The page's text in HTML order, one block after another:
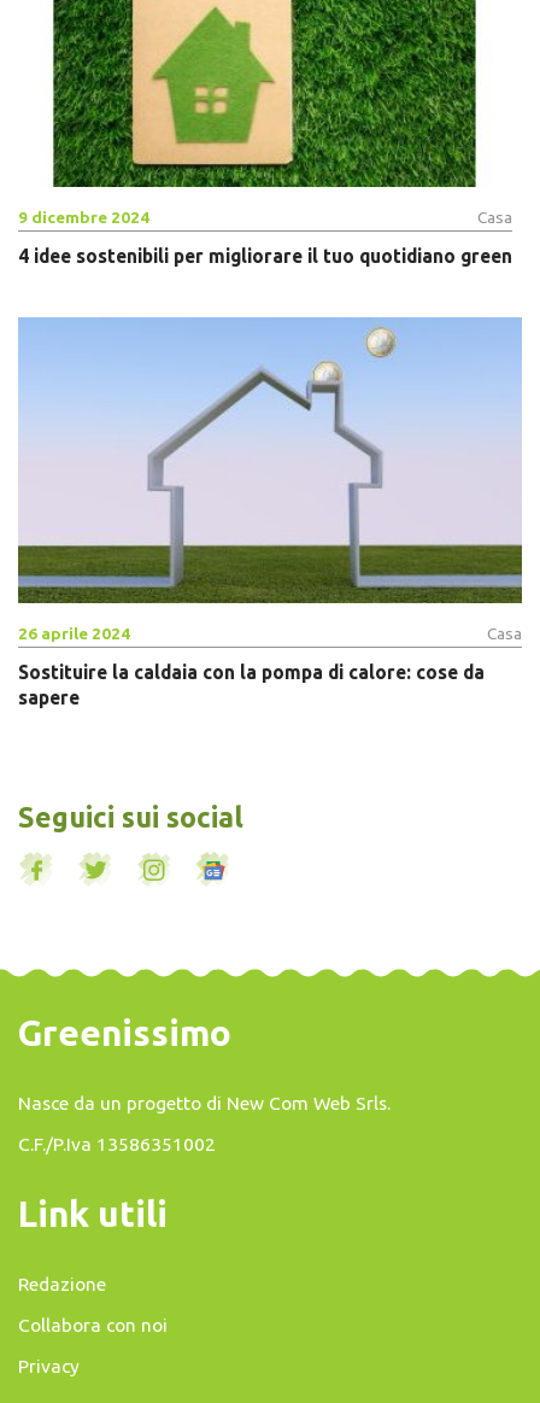
9 dicembre 2024 Casa
4 idee sostenibili per migliorare il tuo quotidiano green
26 aprile 2024 Casa
Sostituire la caldaia con la pompa di calore: cose da
sapere
Seguici sui social
Greenissimo
Nasce da un progetto di New Com Web Srls.
C.F./P.Iva 13586351002
Link utili
Redazione
Collabora con noi
Privacy